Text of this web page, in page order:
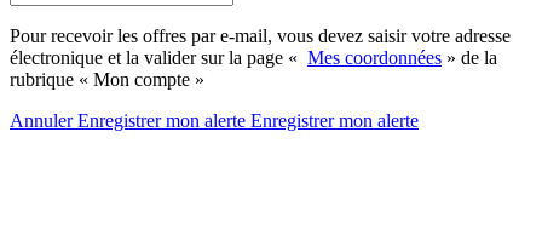
Pour recevoir les offres par e-mail, vous devez saisir votre adresse
électronique et la valider sur la page « Mes coordonnées » de la
rubrique « Mon compte »
AnnulerEnregistrer mon alerte Enregistrermon alerte